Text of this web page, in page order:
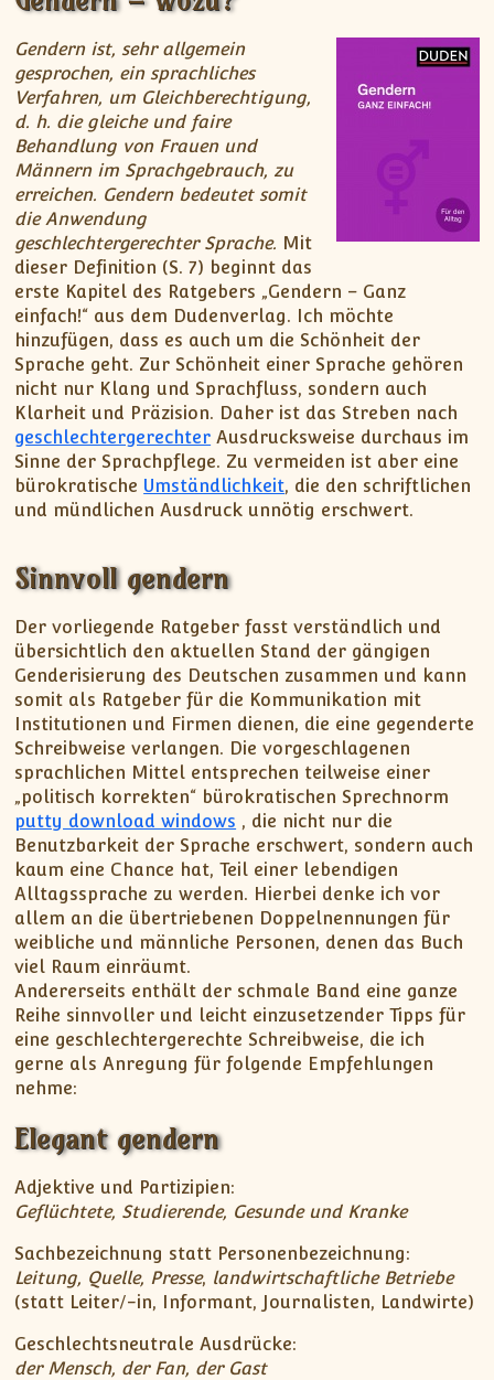
Gendern ist, sehr allgemein
gesprochen, ein sprachliches
Verfahren, um Gleichberechtigung,
d. h. die gleiche und faire
Behandlung von Frauen und
Männern im Sprachgebrauch, zu
erreichen. Gendern bedeutet somit
die Anwendung
geschlechtergerechter Sprache. Mit
dieser Definition (S. 7) beginnt das
erste Kapitel des Ratgebers „Gendern – Ganz
einfach!“ aus dem Dudenverlag. Ich möchte
hinzufügen, dass es auch um die Schönheit der
Sprache geht. Zur Schönheit einer Sprache gehören
nicht nur Klang und Sprachfluss, sondern auch
Klarheit und Präzision. Daher ist das Streben nach
geschlechtergerechter Ausdrucksweise durchaus im
Sinne der Sprachpflege. Zu vermeiden ist aber eine
bürokratische Umständlichkeit, die den schriftlichen
und mündlichen Ausdruck unnötig erschwert.
Sinnvoll gendern
Der vorliegende Ratgeber fasst verständlich und
übersichtlich den aktuellen Stand der gängigen
Genderisierung des Deutschen zusammen und kann
somit als Ratgeber für die Kommunikation mit
Institutionen und Firmen dienen, die eine gegenderte
Schreibweise verlangen. Die vorgeschlagenen
sprachlichen Mittel entsprechen teilweise einer
„politisch korrekten“ bürokratischen Sprechnorm
putty download windows , die nicht nur die
Benutzbarkeit der Sprache erschwert, sondern auch
kaum eine Chance hat, Teil einer lebendigen
Alltagssprache zu werden. Hierbei denke ich vor
allem an die übertriebenen Doppelnennungen für
weibliche und männliche Personen, denen das Buch
viel Raum einräumt.
Andererseits enthält der schmale Band eine ganze
Reihe sinnvoller und leicht einzusetzender Tipps für
eine geschlechtergerechte Schreibweise, die ich
gerne als Anregung für folgende Empfehlungen
nehme:
Elegant gendern
Adjektive und Partizipien:
Geflüchtete, Studierende, Gesunde und Kranke
Sachbezeichnung statt Personenbezeichnung:
Leitung, Quelle, Presse, landwirtschaftliche Betriebe
(statt Leiter/-in, Informant, Journalisten, Landwirte)
Geschlechtsneutrale Ausdrücke:
der Mensch, der Fan, der Gast